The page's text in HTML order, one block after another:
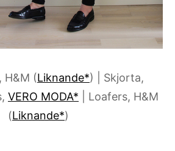
H&M (Liknande*) | Skjorta,
VERO MODA* | Loafers, H&M
(Liknande*)